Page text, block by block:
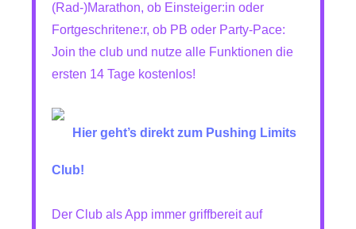
(Rad-)Marathon, ob Einsteiger:in oder
Fortgeschritene:r, ob PB oder Party-Pace:
Join the club und nutze alle Funktionen die
ersten 14 Tage kostenlos!
Hier geht’s direkt zum Pushing Limits
Club!
Der Club als App immer griffbereit auf